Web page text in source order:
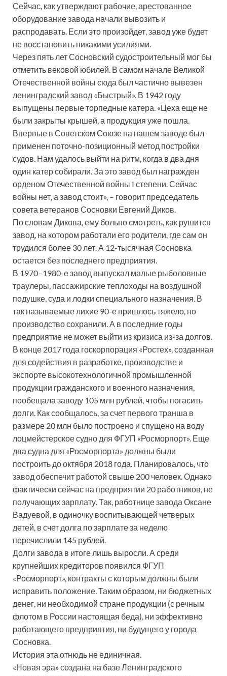
Сейчас, как утверждают рабочие, арестованное
оборудование завода начали вывозить и
распродавать. Если это произойдет, завод уже будет
не восстановить никакими усилиями.
Через пять лет Сосновский судостроительный мог бы
отметить вековой юбилей. В самом начале Великой
Отечественной войны сюда был частично вывезен
ленинградский завод «Быстрый». В 1942 году
выпущены первые торпедные катера. «Цеха еще не
были закрыты крышей, а продукция уже пошла.
Впервые в Советском Союзе на нашем заводе был
применен поточно-позиционный метод постройки
судов. Нам удалось выйти на ритм, когда в два дня
один катер собирали. За это завод был награжден
орденом Отечественной войны I степени. Сейчас
войны нет, а завод стоит», – говорит председатель
совета ветеранов Сосновки Евгений Диков.
По словам Дикова, ему больно смотреть, как рушится
завод, на котором работали его родители, где сам он
трудился более 30 лет. А 12-тысячная Сосновка
остается без последнего предприятия.
В 1970–1980-е завод выпускал малые рыболовные
траулеры, пассажирские теплоходы на воздушной
подушке, суда и лодки специального назначения. В
так называемые лихие 90-е пришлось тяжело, но
производство сохранили. А в последние годы
предприятие не может выйти из кризиса из-за долгов.
В конце 2017 года госкорпорация «Ростех», созданная
для содействия в разработке, производстве и
экспорте высокотехнологичной промышленной
продукции гражданского и военного назначения,
пообещала заводу 105 млн рублей, чтобы погасить
долги. Как сообщалось, за счет первого транша в
размере 20 млн было построено и спущено на воду
лоцмейстерское судно для ФГУП «Росморпорт». Еще
два судна для «Росморпорта» должны были
построить до октября 2018 года. Планировалось, что
завод обеспечит работой свыше 200 человек. Однако
фактически сейчас на предприятии 20 работников, не
получающих зарплату. Так, работнице завода Оксане
Вадуевой, в одиночку воспитывающей четверых
детей, в счет долга по зарплате за неделю
перечислили 145 рублей.
Долги завода в итоге лишь выросли. А среди
крупнейших кредиторов появился ФГУП
«Росморпорт», контракты с которым должны были
исправить положение. Таким образом, ни бюджетных
денег, ни необходимой стране продукции (с речным
флотом в России настоящая беда), ни эффективно
работающего предприятия, ни будущего у города
Сосновка.
История эта отнюдь не единичная.
«Новая эра» создана на базе Ленинградского